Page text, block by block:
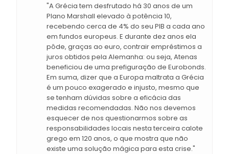
"A Grécia tem desfrutado há 30 anos de um
Plano Marshall elevado à potência 10,
recebendo cerca de 4% do seu PIB a cada ano
em fundos europeus. E durante dez anos ela
pôde, graças ao euro, contrair empréstimos a
juros obtidos pela Alemanha: ou seja, Atenas
beneficiou de uma prefiguração de Eurobonds.
Em suma, dizer que a Europa maltrata a Grécia
é um pouco exagerado e injusto, mesmo que
se tenham dúvidas sobre a eficácia das
medidas recomendadas. Não nos devemos
esquecer de nos questionarmos sobre as
responsabilidades locais nesta terceira calote
grego em 120 anos, o que mostra que não
existe uma solução mágica para esta crise."